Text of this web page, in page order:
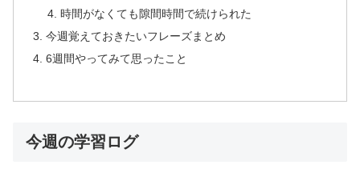
時間がなくても隙間時間で続けられた
今週覚えておきたいフレーズまとめ
6週間やってみて思ったこと
今週の学習ログ